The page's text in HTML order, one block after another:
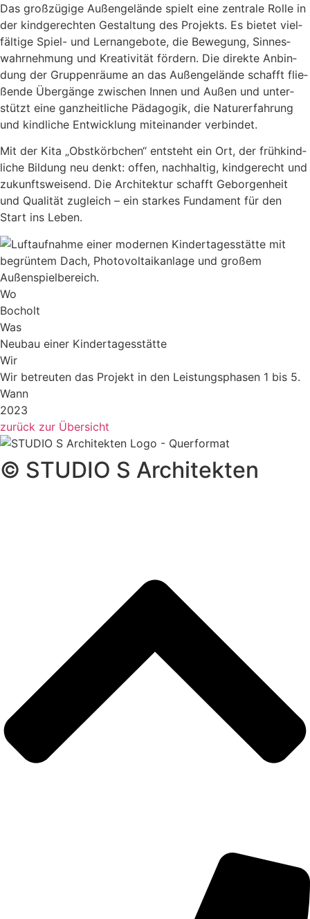
Das groß­zü­gi­ge Außen­ge­län­de spielt eine zen­tra­le Rol­le in
der kind­ge­rech­ten Gestal­tung des Pro­jekts. Es bie­tet viel­
fäl­ti­ge Spiel- und Lern­an­ge­bo­te, die Bewe­gung, Sin­nes­
wahr­neh­mung und Krea­ti­vi­tät för­dern. Die direk­te Anbin­
dung der Grup­pen­räu­me an das Außen­ge­län­de schafft flie­
ßen­de Über­gän­ge zwi­schen Innen und Außen und unter­
stützt eine ganz­heit­li­che Päd­ago­gik, die Natur­er­fah­rung
und kind­li­che Ent­wick­lung mit­ein­an­der ver­bin­det.
Mit der Kita „Obst­körb­chen“ ent­steht ein Ort, der früh­kind­
li­che Bil­dung neu denkt: offen, nach­hal­tig, kind­ge­recht und
zukunfts­wei­send. Die Archi­tek­tur schafft Gebor­gen­heit
und Qua­li­tät zugleich – ein star­kes Fun­da­ment für den
Start ins Leben.
Wo
Bocholt
Was
Neu­bau einer Kin­der­ta­ges­stät­te
Wir
Wir betreu­ten das Pro­jekt in den Leis­tungs­pha­sen 1 bis 5.
Wann
2023
zurück zur Über­sicht
© STUDIO S Architekten